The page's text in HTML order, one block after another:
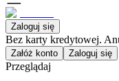
Zaloguj się
Bez karty kredytowej.
Załóż konto Zaloguj się
Przeglądaj